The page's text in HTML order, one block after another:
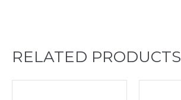
RELATED PRODUCTS